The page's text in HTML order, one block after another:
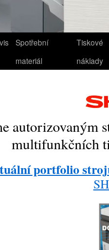
Spotřební
materiál
Tiskové
náklady
autorizovaným
multifunkčních
portfolio